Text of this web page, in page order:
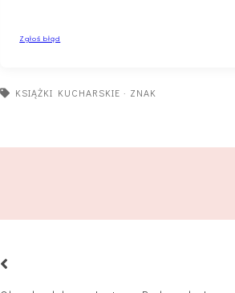
KSIĄŻKI KUCHARSKIE · ZNAK